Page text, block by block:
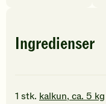
Ingredienser
1 stk. kalkun, ca. 5 kg